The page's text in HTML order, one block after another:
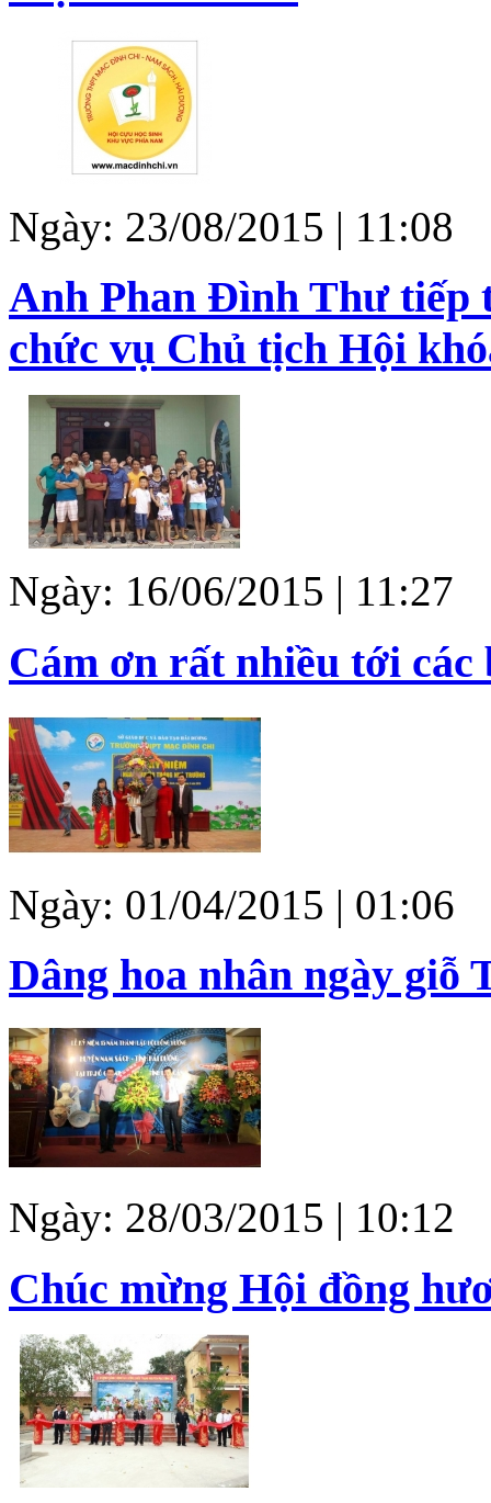
Ngày: 23/08/2015 | 11:08
Anh Phan Đình Thư tiếp
chức vụ Chủ tịch Hội
Ngày: 16/06/2015 | 11:27
Cám ơn rất nhiều tới
Ngày: 01/04/2015 | 01:06
Dâng hoa nhân ngày giỗ
Ngày: 28/03/2015 | 10:12
Chúc mừng Hội đồng